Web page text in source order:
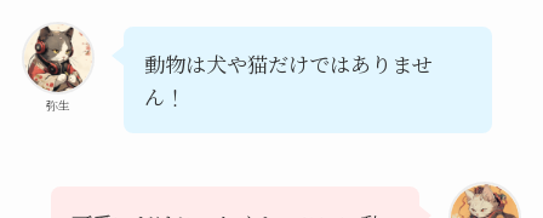
弥生
動物は犬や猫だけではありませ
ん！